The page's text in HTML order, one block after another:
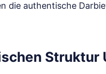
die authentische
Struktur